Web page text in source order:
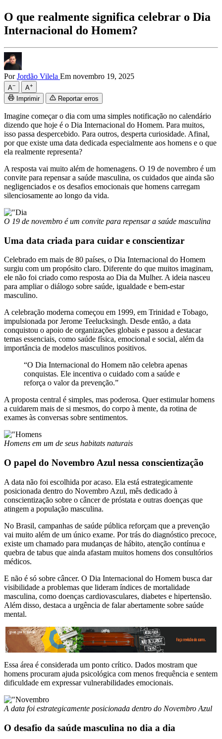
O que realmente significa celebrar o Dia
Internacional do Homem?
PorJordão Vilela Em novembro 19, 2025
A− A+
Imprimir Reportar erros
Imagine começar o dia com uma simples notificação no calendário
dizendo que hoje é o Dia Internacional do Homem. Para muitos,
isso passa despercebido. Para outros, desperta curiosidade. Afinal,
por que existe uma data dedicada especialmente aos homens e o que
ela realmente representa?
A resposta vai muito além de homenagens. O 19 de novembro é um
convite para repensar a saúde masculina, os cuidados que ainda são
negligenciados e os desafios emocionais que homens carregam
silenciosamente ao longo da vida.
O 19 de novembro é um convite para repensar a saúde masculina
Uma data criada para cuidar e conscientizar
Celebrado em mais de 80 países, o Dia Internacional do Homem
surgiu com um propósito claro. Diferente do que muitos imaginam,
ele não foi criado como resposta ao Dia da Mulher. A ideia nasceu
para ampliar o diálogo sobre saúde, igualdade e bem-estar
masculino.
A celebração moderna começou em 1999, em Trinidad e Tobago,
impulsionada por Jerome Teelucksingh. Desde então, a data
conquistou o apoio de organizações globais e passou a destacar
temas essenciais, como saúde física, emocional e social, além da
importância de modelos masculinos positivos.
“O Dia Internacional do Homem não celebra apenas
conquistas. Ele incentiva o cuidado com a saúde e
reforça o valor da prevenção.”
A proposta central é simples, mas poderosa. Quer estimular homens
a cuidarem mais de si mesmos, do corpo à mente, da rotina de
exames às conversas sobre sentimentos.
Homens em um de seus habitats naturais
O papel do Novembro Azul nessa conscientização
A data não foi escolhida por acaso. Ela está estrategicamente
posicionada dentro do Novembro Azul, mês dedicado à
conscientização sobre o câncer de próstata e outras doenças que
atingem a população masculina.
No Brasil, campanhas de saúde pública reforçam que a prevenção
vai muito além de um único exame. Por trás do diagnóstico precoce,
existe um chamado para mudanças de hábito, atenção contínua e
quebra de tabus que ainda afastam muitos homens dos consultórios
médicos.
E não é só sobre câncer. O Dia Internacional do Homem busca dar
visibilidade a problemas que lideram índices de mortalidade
masculina, como doenças cardiovasculares, diabetes e hipertensão.
Além disso, destaca a urgência de falar abertamente sobre saúde
mental.
Essa área é considerada um ponto crítico. Dados mostram que
homens procuram ajuda psicológica com menos frequência e sentem
dificuldade em expressar vulnerabilidades emocionais.
A data foi estrategicamente posicionada dentro do Novembro Azul
O desafio da saúde masculina no dia a dia